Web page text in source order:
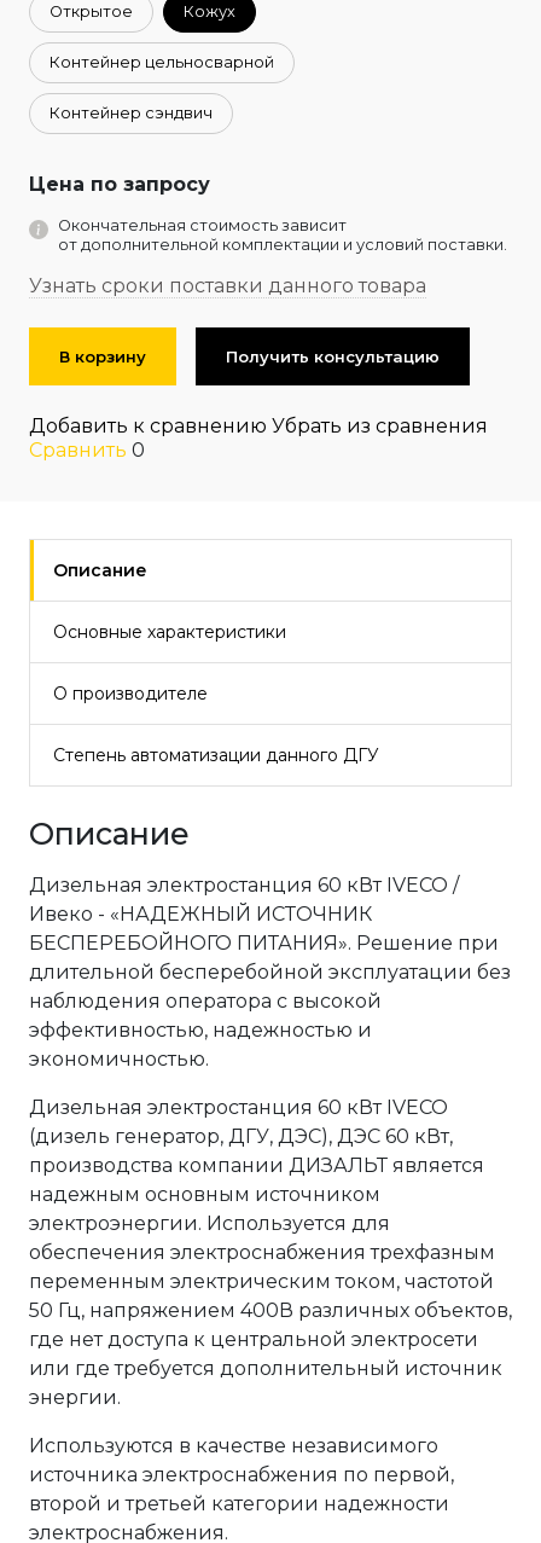
Открытое Кожух
Контейнер цельносварной
Контейнер сэндвич
Цена по запросу
Окончательная стоимость зависит
от дополнительной комплектации и условий поставки.
Узнать сроки поставки данного товара
В корзину Получить консультацию
Добавить к сравнению Убрать из сравнения
Сравнить 0
Описание
Основные характеристики
О производителе
Степень автоматизации данного ДГУ
Описание
Дизельная электростанция 60 кВт IVECO /
Ивеко - «НАДЕЖНЫЙ ИСТОЧНИК
БЕСПЕРЕБОЙНОГО ПИТАНИЯ». Решение при
длительной бесперебойной эксплуатации без
наблюдения оператора с высокой
эффективностью, надежностью и
экономичностью.
Дизельная электростанция 60 кВт IVECO
(дизель генератор, ДГУ, ДЭС), ДЭС 60 кВт,
производства компании ДИЗАЛЬТ является
надежным основным источником
электроэнергии. Используется для
обеспечения электроснабжения трехфазным
переменным электрическим током, частотой
50 Гц, напряжением 400В различных объектов,
где нет доступа к центральной электросети
или где требуется дополнительный источник
энергии.
Используются в качестве независимого
источника электроснабжения по первой,
второй и третьей категории надежности
электроснабжения.